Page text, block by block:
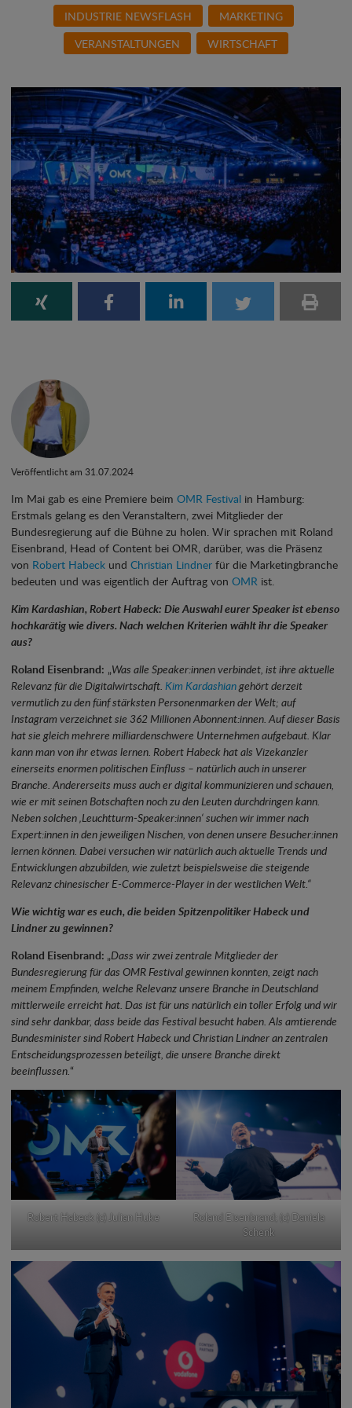
INDUSTRIE NEWSFLASH
MARKETING
VERANSTALTUNGEN
WIRTSCHAFT
Veröffentlicht am 31.07.2024
Im Mai gab es eine Premiere beim OMR Festival in Hamburg:
Erstmals gelang es den Veranstaltern, zwei Mitglieder der
Bundesregierung auf die Bühne zu holen. Wir sprachen mit Roland
Eisenbrand, Head of Content bei OMR, darüber, was die Präsenz
von Robert Habeck und Christian Lindner für die Marketingbranche
bedeuten und was eigentlich der Auftrag von OMR ist.
Kim Kardashian, Robert Habeck: Die Auswahl eurer Speaker ist ebenso
hochkarätig wie divers. Nach welchen Kriterien wählt ihr die Speaker
aus?
Roland Eisenbrand: „Was alle Speaker:innen verbindet, ist ihre aktuelle
Relevanz für die Digitalwirtschaft. Kim Kardashian gehört derzeit
vermutlich zu den fünf stärksten Personenmarken der Welt; auf
Instagram verzeichnet sie 362 Millionen Abonnent:innen. Auf dieser Basis
hat sie gleich mehrere milliardenschwere Unternehmen aufgebaut. Klar
kann man von ihr etwas lernen. Robert Habeck hat als Vizekanzler
einerseits enormen politischen Einfluss – natürlich auch in unserer
Branche. Andererseits muss auch er digital kommunizieren und schauen,
wie er mit seinen Botschaften noch zu den Leuten durchdringen kann.
Neben solchen ‚Leuchtturm-Speaker:innen‘ suchen wir immer nach
Expert:innen in den jeweiligen Nischen, von denen unsere Besucher:innen
lernen können. Dabei versuchen wir natürlich auch aktuelle Trends und
Entwicklungen abzubilden, wie zuletzt beispielsweise die steigende
Relevanz chinesischer E-Commerce-Player in der westlichen Welt.“
Wie wichtig war es euch, die beiden Spitzenpolitiker Habeck und
Lindner zu gewinnen?
Roland Eisenbrand: „Dass wir zwei zentrale Mitglieder der
Bundesregierung für das OMR Festival gewinnen konnten, zeigt nach
meinem Empfinden, welche Relevanz unsere Branche in Deutschland
mittlerweile erreicht hat. Das ist für uns natürlich ein toller Erfolg und wir
sind sehr dankbar, dass beide das Festival besucht haben. Als amtierende
Bundesminister sind Robert Habeck und Christian Lindner an zentralen
Entscheidungsprozessen beteiligt, die unsere Branche direkt
beeinflussen.“
Robert Habeck (c) Julian Huke
Roland Eisenbrand; (c) Daniela
Schenk